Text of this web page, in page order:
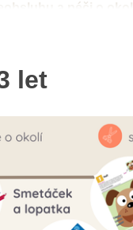
a péči o okolí
let